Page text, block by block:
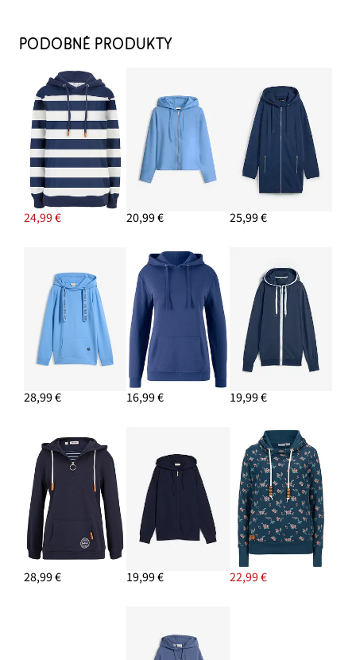
29,99 €
Tenisky retro
24,99 €
PRIDAŤ DO KOŠÍKA
Napichovacie náušnice
7,99 €
Skinny džínsy, strečové, stredná výška pásu
19,99 €-13%
PRIDAŤ DO KOŠÍKA
PODOBNÉ PRODUKTY
24,99 € 20,99 € 25,99 €
28,99 € 16,99 € 19,99 €
28,99 € 19,99 € 22,99 €